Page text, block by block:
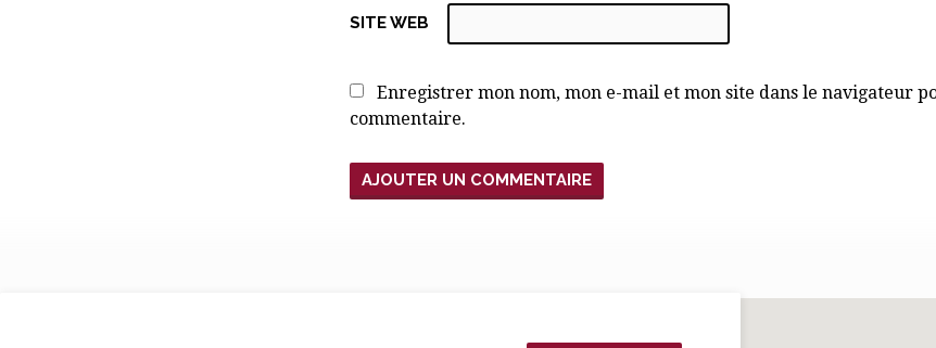
SITE WEB
Enregistrer mon nom, mon e-mail et mon site dans le navigateur
commentaire.